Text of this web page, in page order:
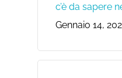
c’è da sapere
Gennaio 14,